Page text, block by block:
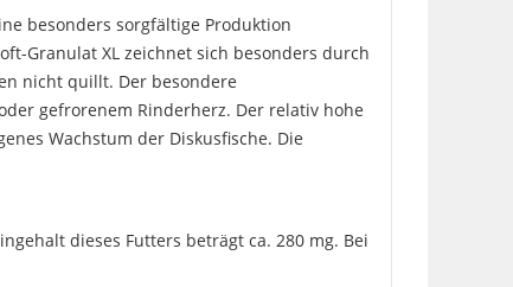
besonders sorgfältige Produktion
Granulat XL zeichnet sich besonders durch
nicht quillt. Der besondere
gefrorenem Rinderherz. Der relativ hohe
Wachstum der Diskusfische. Die
dieses Futters beträgt ca. 280 mg. Bei